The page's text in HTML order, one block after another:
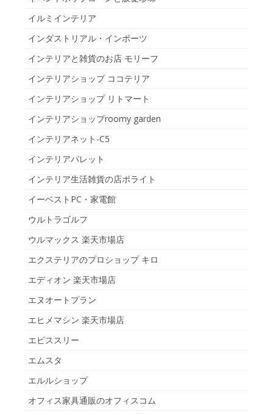
イルミインテリア
インダストリアル・インポーツ
インテリアと雑貨のお店 モリーフ
インテリアショップ ココテリア
インテリアショップ リトマート
インテリアショップroomy garden
インテリアネット-C5
インテリアパレット
インテリア生活雑貨の店ポライト
イーベストPC・家電館
ウルトラゴルフ
ウルマックス 楽天市場店
エクステリアのプロショップ キロ
エディオン 楽天市場店
エヌオートプラン
エヒメマシン 楽天市場店
エビススリー
エムスタ
エルルショップ
オフィス家具通販のオフィスコム